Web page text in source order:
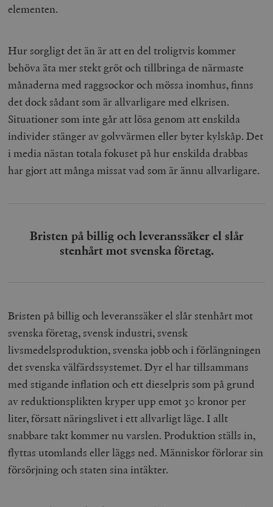
elementen.
Hur sorgligt det än är att en del troligtvis kommer
behöva äta mer stekt gröt och tillbringa de närmaste
månaderna med raggsockor och mössa inomhus, finns
det dock sådant som är allvarligare med elkrisen.
Situationer som inte går att lösa genom att enskilda
individer stänger av golvvärmen eller byter kylskåp. Det
i media nästan totala fokuset på hur enskilda drabbas
har gjort att många missat vad som är ännu allvarligare.
Bristen på billig och leveranssäker el slår
stenhårt mot svenska företag.
Bristen på billig och leveranssäker el slår stenhårt mot
svenska företag, svensk industri, svensk
livsmedelsproduktion, svenska jobb och i förlängningen
det svenska välfärdssystemet. Dyr el har tillsammans
med stigande inflation och ett dieselpris som på grund
av reduktionsplikten kryper upp emot 30 kronor per
liter, försatt näringslivet i ett allvarligt läge. I allt
snabbare takt kommer nu varslen. Produktion ställs in,
flyttas utomlands eller läggs ned. Människor förlorar sin
försörjning och staten sina intäkter.